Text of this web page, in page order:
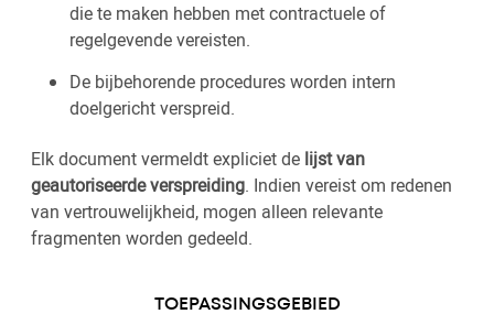
die te maken hebben met contractuele of
regelgevende vereisten.
De bijbehorende procedures worden intern
doelgericht verspreid.
Elk document vermeldt expliciet de lijst van
geautoriseerde verspreiding. Indien vereist om redenen
van vertrouwelijkheid, mogen alleen relevante
fragmenten worden gedeeld.
TOEPASSINGSGEBIED